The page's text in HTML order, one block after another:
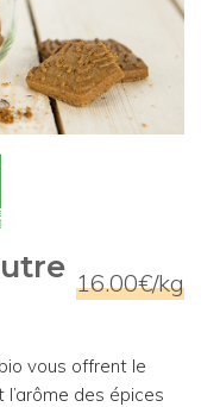
16.00€/kg
vous offrent le
des épices